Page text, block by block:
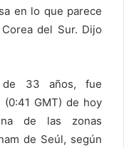
en lo que parece
del Sur. Dijo
33 años, fue
GMT) de hoy
de las zonas
de Seúl, según